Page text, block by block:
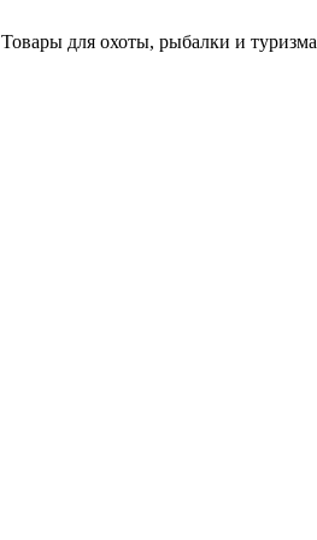
Товары для охоты, рыбалки и туризма